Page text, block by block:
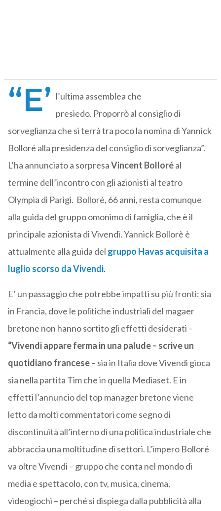
“E’ l’ultima assemblea che
presiedo. Proporrò al consiglio di
sorveglianza che si terrà tra poco la nomina di Yannick
Bolloré alla presidenza del consiglio di sorveglianza”.
L’ha annunciato a sorpresaVincent Bolloréal
termine dell’incontro con gli azionisti al teatro
Olympia di Parigi. Bolloré, 66 anni, resta comunque
alla guida del gruppo omonimo di famiglia, che è il
principale azionista di Vivendi. Yannick Bollorè è
attualmente alla guida del gruppo Havas acquisita a
luglio scorso da Vivendi.
E’ un passaggio che potrebbe impatti su più fronti: sia
in Francia, dove le politiche industriali del magaer
bretone non hanno sortito gli effetti desiderati –
“Vivendi appare ferma in una palude – scrive un
quotidiano francese– sia in Italia dove Vivendi gioca
sia nella partita Tim che in quella Mediaset. E in
effetti l’annuncio del top manager bretone viene
letto da molti commentatori come segno di
discontinuità all’interno di una politica industriale che
abbraccia una moltitudine di settori. L’impero Bolloré
va oltre Vivendi – gruppo che conta nel mondo di
media e spettacolo, con tv, musica, cinema,
videogiochi – perché si dispiega dalla pubblicità alla